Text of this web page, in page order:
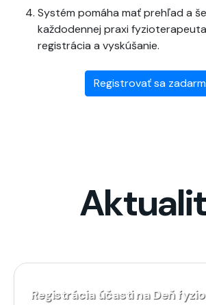
Systém pomáha mať prehľad a
každodennej praxi
registrácia a vyskúšanie.
Registrovať sa
Registrácia účasti na Deň